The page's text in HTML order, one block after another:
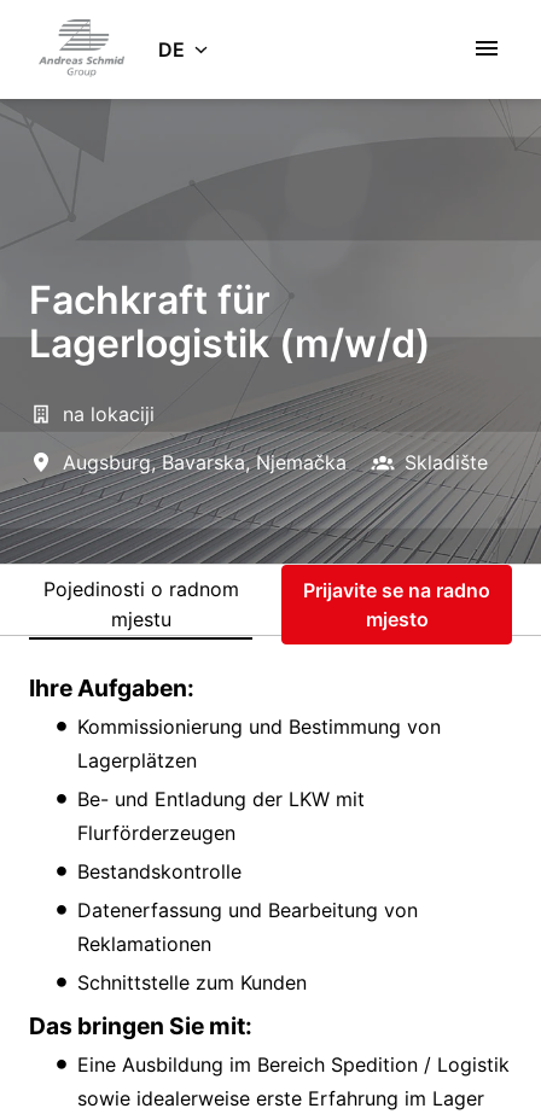
springenStartseite DE
Fachkraft für
Lagerlogistik (m/w/d)
na lokaciji
Augsburg, Bavarska, Njemačka Skladište
Pojedinosti o radnom
mjestu
Prijavite se na radno
mjesto
Ihre Aufgaben:
Kommissionierung und Bestimmung von
Lagerplätzen
Be- und Entladung der LKW mit
Flurförderzeugen
Bestandskontrolle
Datenerfassung und Bearbeitung von
Reklamationen
Schnittstelle zum Kunden
Das bringen Sie mit:
Eine Ausbildung im Bereich Spedition / Logistik
sowie idealerweise erste Erfahrung im Lager